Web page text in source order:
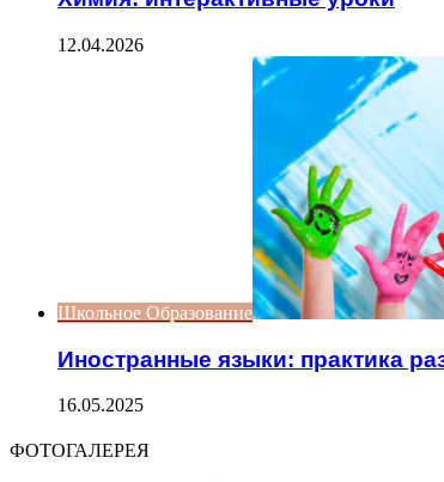
12.04.2026
Школьное Образование
Иностранные языки: практика
16.05.2025
ФОТОГАЛЕРЕЯ